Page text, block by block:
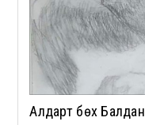
Алдарт бѳх Балдан